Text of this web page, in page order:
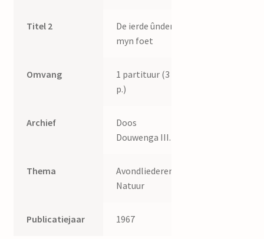
Titel 2
De ierde ûnder
myn foet
Omvang
1 partituur (3
p.)
Archief
Doos
Douwenga III.
Thema
Avondliederen,
Natuur
Publicatiejaar 1967